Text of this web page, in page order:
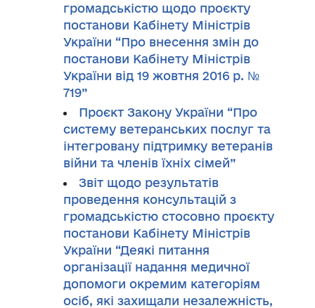
громадськістю щодо проєкту
постанови Кабінету Міністрів
України “Про внесення змін до
постанови Кабінету Міністрів
України від 19 жовтня 2016 р. №
719”
Проєкт Закону України “Про
систему ветеранських послуг та
інтегровану підтримку ветеранів
війни та членів їхніх сімей”
Звіт щодо результатів
проведення консультацій з
громадськістю стосовно проєкту
постанови Кабінету Міністрів
України “Деякі питання
організації надання медичної
допомоги окремим категоріям
осіб, які захищали незалежність,